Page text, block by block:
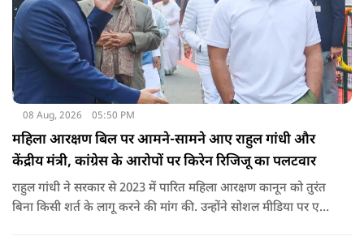
08 Aug, 2026 05:50 PM
महिला आरक्षण बिल पर आमने-सामने आए राहुल गांधी और
केंद्रीय मंत्री, कांग्रेस के आरोपों पर किरेन रिजिजू का पलटवार
राहुल गांधी ने सरकार से 2023 में पारित महिला आरक्षण कानून को तुरंत
बिना किसी शर्त के लागू करने की मांग की. उन्होंने सोशल मीडिया पर एक